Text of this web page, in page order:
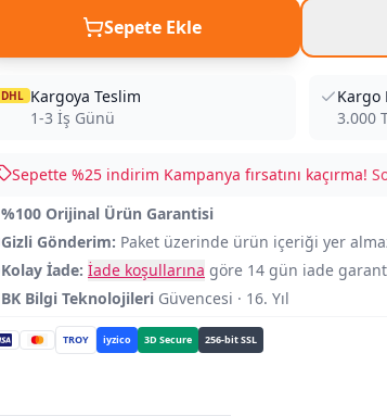
Sepete Ekle
DHL Kargoya Teslim
1-3 İş Günü
Kargo
3.000
Sepette %25 indirim Kampanya fırsatını kaçırma!
%100 Orijinal Ürün Garantisi
Gizli Gönderim: Paket üzerinde ürün içeriği yer
Kolay İade: İade koşullarına göre 14 gün iade
BK Bilgi Teknolojileri Güvencesi · 16. Yıl
TROY iyzico 3D Secure 256-bit SSL